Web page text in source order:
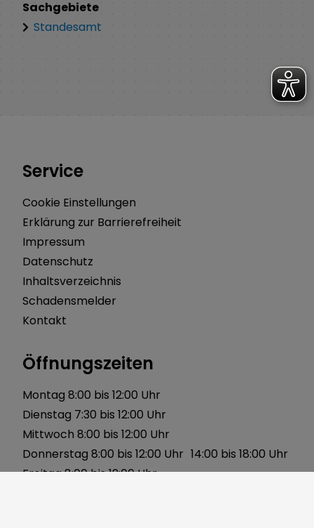
Sachgebiete
Standesamt
Service
Cookie Einstellungen
Erklärung zur Barrierefreiheit
Impressum
Datenschutz
Inhaltsverzeichnis
Schadensmelder
Kontakt
Öffnungszeiten
Montag 8:00 bis 12:00 Uhr
Dienstag 7:30 bis 12:00 Uhr
Mittwoch 8:00 bis 12:00 Uhr
Donnerstag 8:00 bis 12:00 Uhr 14:00 bis 18:00 Uhr
Freitag 8:00 bis 12:00 Uhr